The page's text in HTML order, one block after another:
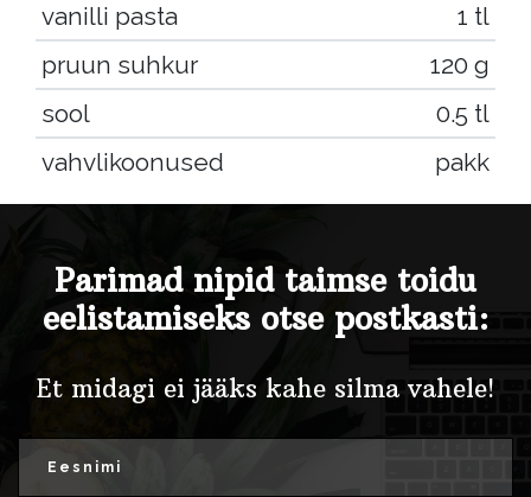
vanilli pasta
1 tl
pruun suhkur
120 g
sool
0.5 tl
vahvlikoonused
pakk
Parimad nipid taimse toidu
eelistamiseks otse postkasti:
Et midagi ei jääks kahe silma vahele!